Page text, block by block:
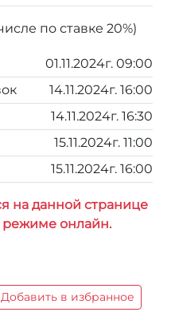
по ставке 20%)
01.11.2024г. 09:00
14.11.2024г. 16:00
14.11.2024г. 16:30
15.11.2024г. 11:00
15.11.2024г. 16:00
на данной странице
режиме онлайн.
Добавить в избранное